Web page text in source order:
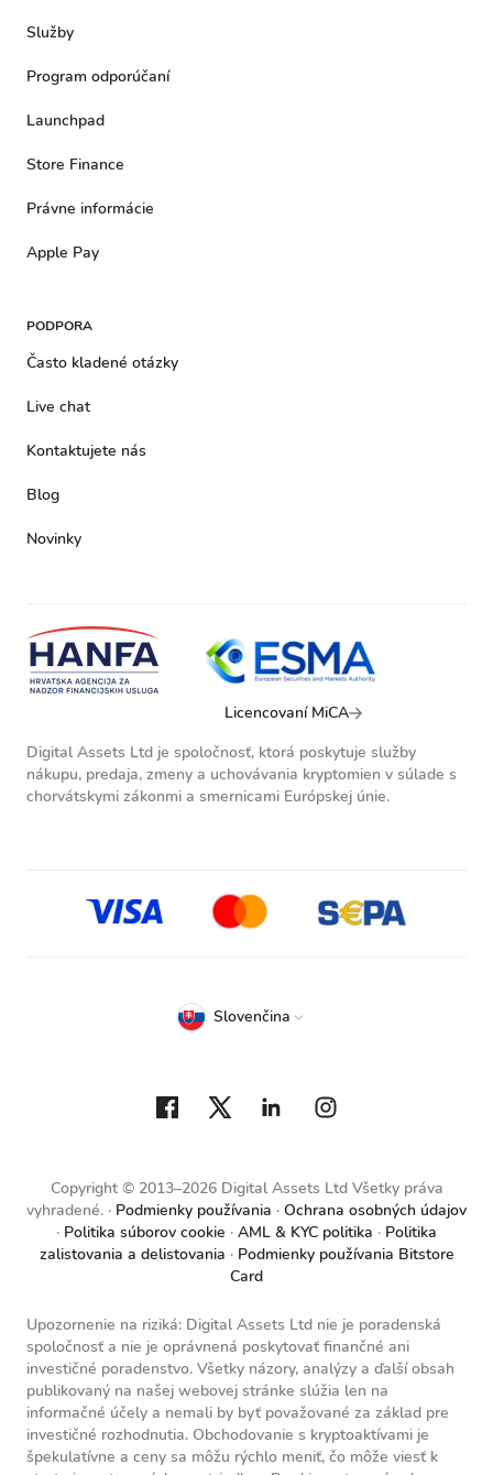
Služby
Program odporúčaní
Launchpad
Store Finance
Právne informácie
Apple Pay
PODPORA
Často kladené otázky
Live chat
Kontaktujete nás
Blog
Novinky
Licencovaní MiCA
Digital Assets Ltd je spoločnosť, ktorá poskytuje služby
nákupu, predaja, zmeny a uchovávania kryptomien v súlade s
chorvátskymi zákonmi a smernicami Európskej únie.
Copyright © 2013–2026 Digital Assets Ltd Všetky práva
vyhradené.
Podmienky používania
Ochrana osobných údajov
Politika súborov cookie
AML & KYC politika
Politika
zalistovania a delistovania
Podmienky používania Bitstore
Card
Slovenčina
Upozornenie na riziká: Digital Assets Ltd nie je poradenská
spoločnosť a nie je oprávnená poskytovať finančné ani
investičné poradenstvo. Všetky názory, analýzy a ďalší obsah
publikovaný na našej webovej stránke slúžia len na
informačné účely a nemali by byť považované za základ pre
investičné rozhodnutia. Obchodovanie s kryptoaktívami je
špekulatívne a ceny sa môžu rýchlo meniť, čo môže viesť k